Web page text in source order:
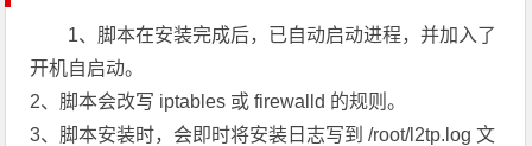
1、脚本在安装完成后，已自动启动进程，并加入了
开机自启动。
2、脚本会改写 iptables 或 firewalld 的规则。
3、脚本安装时，会即时将安装日志写到 /root/l2tp.log 文